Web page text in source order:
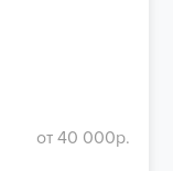
от 40 000р.